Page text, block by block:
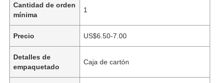
Cantidad de orden
mínima
1
Precio US$6.50-7.00
Detalles de
empaquetado
Caja de cartón